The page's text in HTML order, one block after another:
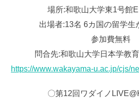
場所:和歌山大学東1号館
出場者:13名 6カ国の留学生
参加費無料
問合先:和歌山大学日本学教
https://www.wakayama-u.ac.jp/cjs/
〇第12回ワダイノ